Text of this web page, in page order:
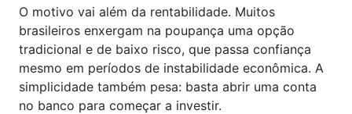
O motivo vai além da rentabilidade. Muitos
brasileiros enxergam na poupança uma opção
tradicional e de baixo risco, que passa confiança
mesmo em períodos de instabilidade econômica. A
simplicidade também pesa: basta abrir uma conta
no banco para começar a investir.